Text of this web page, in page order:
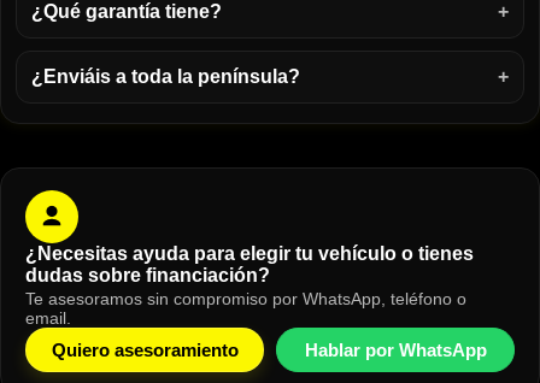
¿Qué garantía tiene?
¿Enviáis a toda la península?
¿Necesitas ayuda para elegir tu vehículo o tienes
dudas sobre financiación?
Te asesoramos sin compromiso por WhatsApp, teléfono o
email.
Quiero asesoramiento Hablar por WhatsApp